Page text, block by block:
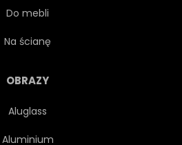
Do mebli
Na ścianę
OBRAZY
Aluglass
Aluminium